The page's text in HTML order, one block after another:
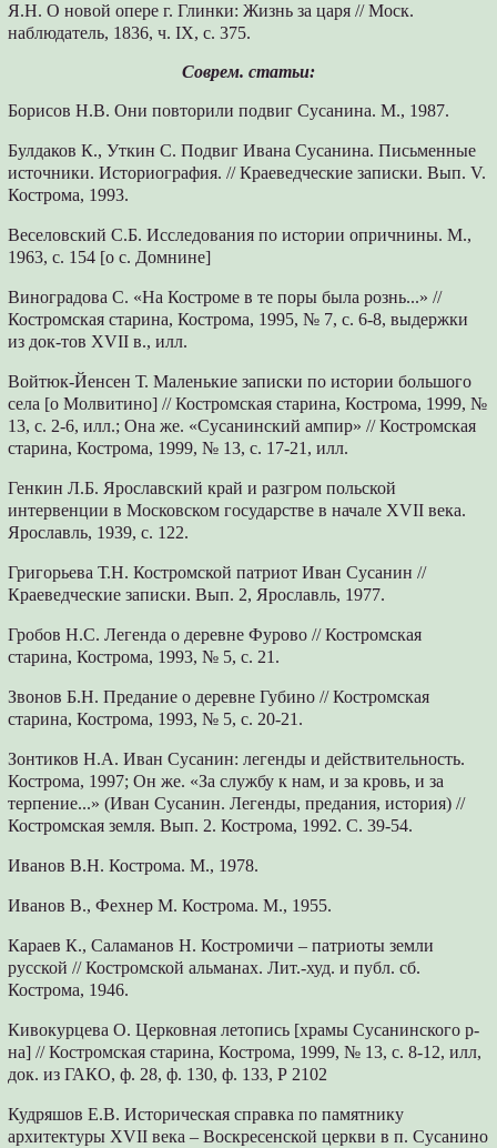
Я.Н. О новой опере г. Глинки: Жизнь за царя // Моск.
наблюдатель, 1836, ч. IX, с. 375.
Соврем. статьи:
Борисов Н.В. Они повторили подвиг Сусанина. М., 1987.
Булдаков К., Уткин С. Подвиг Ивана Сусанина. Письменные
источники. Историография. // Краеведческие записки. Вып. V.
Кострома, 1993.
Веселовский С.Б. Исследования по истории опричнины. М.,
1963, с. 154 [о с. Домнине]
Виноградова С. «На Костроме в те поры была рознь...» //
Костромская старина, Кострома, 1995, № 7, с. 6-8, выдержки
из док-тов XVII в., илл.
Войтюк-Йенсен Т. Маленькие записки по истории большого
села [о Молвитино] // Костромская старина, Кострома, 1999, №
13, с. 2-6, илл.; Она же. «Сусанинский ампир» // Костромская
старина, Кострома, 1999, № 13, с. 17-21, илл.
Генкин Л.Б. Ярославский край и разгром польской
интервенции в Московском государстве в начале XVII века.
Ярославль, 1939, с. 122.
Григорьева Т.Н. Костромской патриот Иван Сусанин //
Краеведческие записки. Вып. 2, Ярославль, 1977.
Гробов Н.С. Легенда о деревне Фурово // Костромская
старина, Кострома, 1993, № 5, с. 21.
Звонов Б.Н. Предание о деревне Губино // Костромская
старина, Кострома, 1993, № 5, с. 20-21.
Зонтиков Н.А. Иван Сусанин: легенды и действительность.
Кострома, 1997; Он же. «За службу к нам, и за кровь, и за
терпение...» (Иван Сусанин. Легенды, предания, история) //
Костромская земля. Вып. 2. Кострома, 1992. С. 39-54.
Иванов В.Н. Кострома. М., 1978.
Иванов В., Фехнер М. Кострома. М., 1955.
Караев К., Саламанов Н. Костромичи – патриоты земли
русской // Костромской альманах. Лит.-худ. и публ. сб.
Кострома, 1946.
Кивокурцева О. Церковная летопись [храмы Сусанинского р-
на] // Костромская старина, Кострома, 1999, № 13, с. 8-12, илл,
док. из ГАКО, ф. 28, ф. 130, ф. 133, Р 2102
Кудряшов Е.В. Историческая справка по памятнику
архитектуры XVII века – Воскресенской церкви в п. Сусанино